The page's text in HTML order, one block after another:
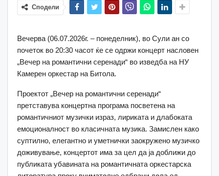
Сподели
Вечерва (06.07.2026г. – понеделник), во Сули ан со
почеток во 20:30 часот ќе се одржи концерт насловен
„Вечер на романтични серенади“ во изведба на НУ
Камерен оркестар на Битола.
Проектот „Вечер на романтични серенади“
претставува концертна програма посветена на
романтичниот музички израз, лириката и длабоката
емоционалност во класичната музика. Замислен како
суптилно, елегантно и уметнички заокружено музичко
доживување, концертот има за цел да ја доближи до
публиката убавината на романтичната оркестарска